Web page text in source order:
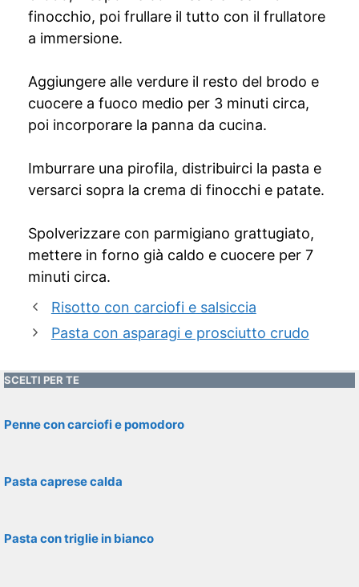
finocchio, poi frullare il tutto con il frullatore
a immersione.
Aggiungere alle verdure il resto del brodo e
cuocere a fuoco medio per 3 minuti circa,
poi incorporare la panna da cucina.
Imburrare una pirofila, distribuirci la pasta e
versarci sopra la crema di finocchi e patate.
Spolverizzare con parmigiano grattugiato,
mettere in forno già caldo e cuocere per 7
minuti circa.
Risotto con carciofi e salsiccia
Pasta con asparagi e prosciutto crudo
SCELTI PER TE
Penne con carciofi e pomodoro
Pasta caprese calda
Pasta con triglie in bianco